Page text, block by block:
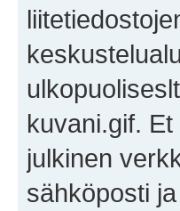
kuvani.gif.
julkinen
sähköposti